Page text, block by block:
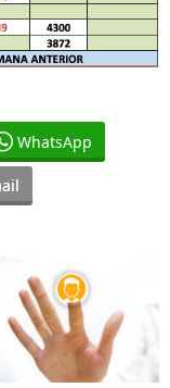
WhatsApp